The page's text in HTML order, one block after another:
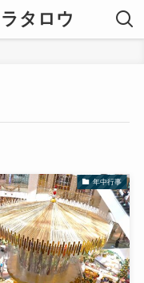
タロウ
年中行事